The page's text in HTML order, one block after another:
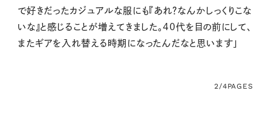
で好きだったカジュアルな服にも『あれ？なんかしっくりこな
いな』と感じることが増えてきました。40代を目の前にして、
またギアを入れ替える時期になったんだなと思います」
2/4PAGES